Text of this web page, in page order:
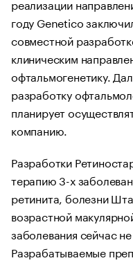
реализации
году Genetico
совместной
клиническим
офтальмогенетику.
разработку
планирует
компанию.
Разработки
терапию 3-х
ретинита, болезни
возрастной
заболевания сейчас
Разрабатываемые